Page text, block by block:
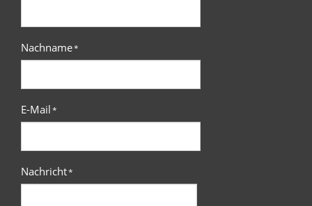
Nachname*
E-Mail*
Nachricht*